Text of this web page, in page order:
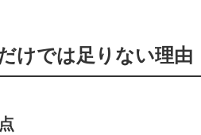
けでは足りない理由